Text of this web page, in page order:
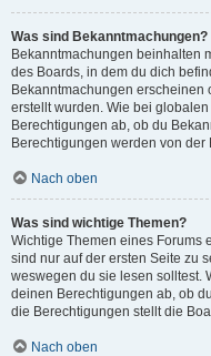
Was sind Bekanntmachungen?
Bekanntmachungen beinhalten
des Boards, in dem du dich
Bekanntmachungen erscheinen
erstellt wurden. Wie bei
Berechtigungen ab, ob du
Berechtigungen werden von
Nach oben
Was sind wichtige Themen?
Wichtige Themen eines Forums
sind nur auf der ersten Seite zu
weswegen du sie lesen solltest.
deinen Berechtigungen ab, ob
die Berechtigungen stellt die
Nach oben